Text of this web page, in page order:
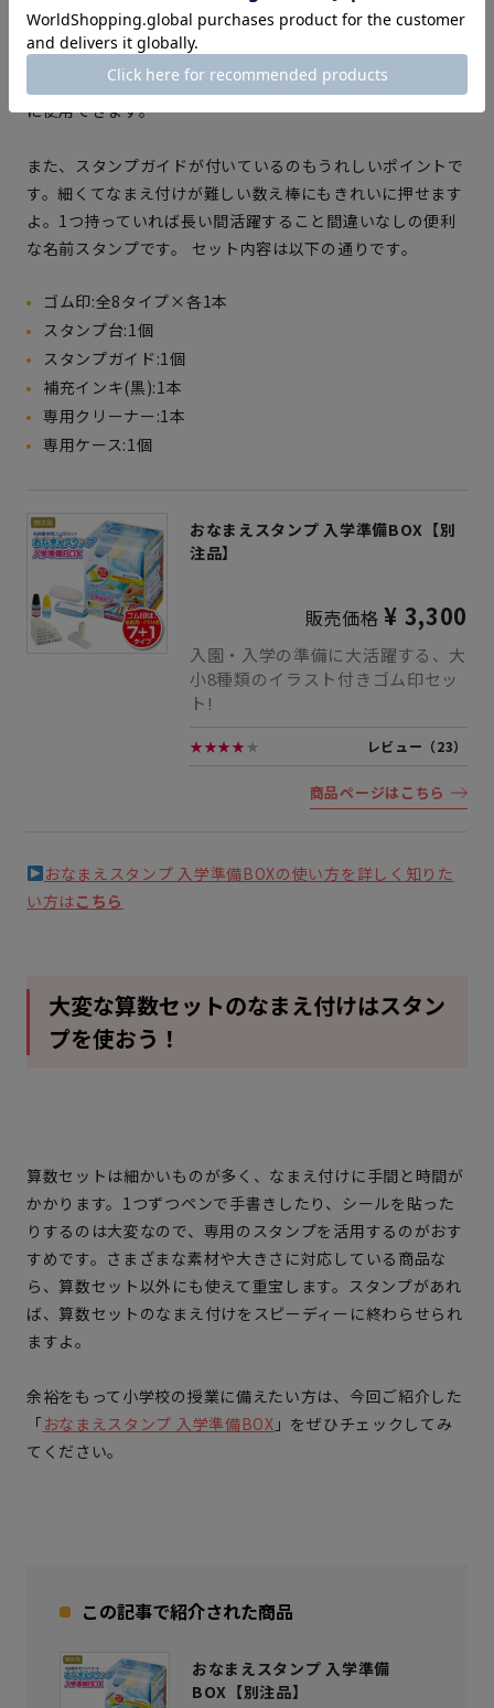
トになっているため、なまえ付けしたいものに合わせて使い
分けられます。インキは水でにじまず落ちにくい油性タイプ
で、紙やプラスチック、金属、布、木など、さまざまな素材
に使用できます。
また、スタンプガイドが付いているのもうれしいポイントで
す。細くてなまえ付けが難しい数え棒にもきれいに押せます
よ。1つ持っていれば長い間活躍すること間違いなしの便利
な名前スタンプです。 セット内容は以下の通りです。
ゴム印:全8タイプ×各1本
スタンプ台:1個
スタンプガイド:1個
補充インキ(黒):1本
専用クリーナー:1本
専用ケース:1個
おなまえスタンプ 入学準備BOX【別
注品】
販売価格¥ 3,300
入園・入学の準備に大活躍する、大
小8種類のイラスト付きゴム印セッ
ト!
★★★★★ レビュー（23）
商品ページはこちら
おなまえスタンプ 入学準備BOXの使い方を詳しく知りた
い方はこちら
大変な算数セットのなまえ付けはスタン
プを使おう！
算数セットは細かいものが多く、なまえ付けに手間と時間が
かかります。1つずつペンで手書きしたり、シールを貼った
りするのは大変なので、専用のスタンプを活用するのがおす
すめです。さまざまな素材や大きさに対応している商品な
ら、算数セット以外にも使えて重宝します。スタンプがあれ
ば、算数セットのなまえ付けをスピーディーに終わらせられ
ますよ。
余裕をもって小学校の授業に備えたい方は、今回ご紹介した
「おなまえスタンプ 入学準備BOX 」をぜひチェックしてみ
てください。
この記事で紹介された商品
おなまえスタンプ 入学準備
BOX【別注品】